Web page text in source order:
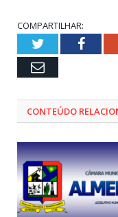
COMPARTILHAR:
Twitter
Email
CONTEÚDO